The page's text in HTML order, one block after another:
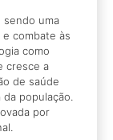
sendo uma
combate às
como
cresce a
de saúde
população.
por